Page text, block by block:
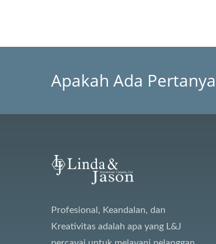
Apakah Ada
Profesional, Keandalan, dan
Kreativitas adalah apa yang L&J